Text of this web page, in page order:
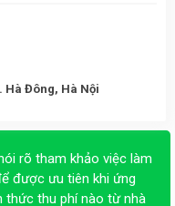
Hà Đông, Hà Nội
rõ tham khảo việc làm
được ưu tiên khi ứng
thức thu phí nào từ nhà